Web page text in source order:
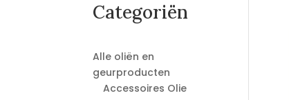
Categoriën
Alle oliën en
geurproducten
Accessoires Olie